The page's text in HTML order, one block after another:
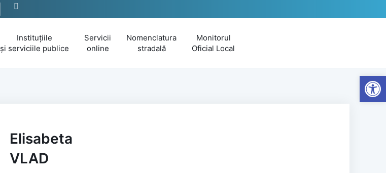
Instituțiile
și serviciile publice
Servicii
online
Nomenclatura
stradală
Monitorul
Oficial Local
Elisabeta
VLAD